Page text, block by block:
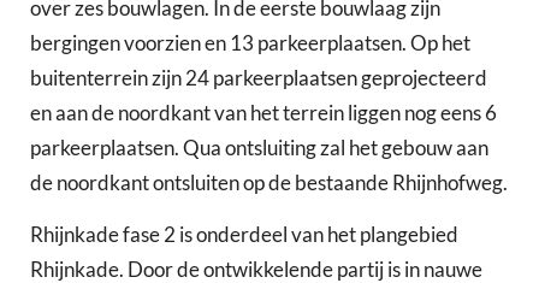
over zes bouwlagen. In de eerste bouwlaag zijn
bergingen voorzien en 13 parkeerplaatsen. Op het
buitenterrein zijn 24 parkeerplaatsen geprojecteerd
en aan de noordkant van het terrein liggen nog eens 6
parkeerplaatsen. Qua ontsluiting zal het gebouw aan
de noordkant ontsluiten op de bestaande Rhijnhofweg.
Rhijnkade fase 2 is onderdeel van het plangebied
Rhijnkade. Door de ontwikkelende partij is in nauwe